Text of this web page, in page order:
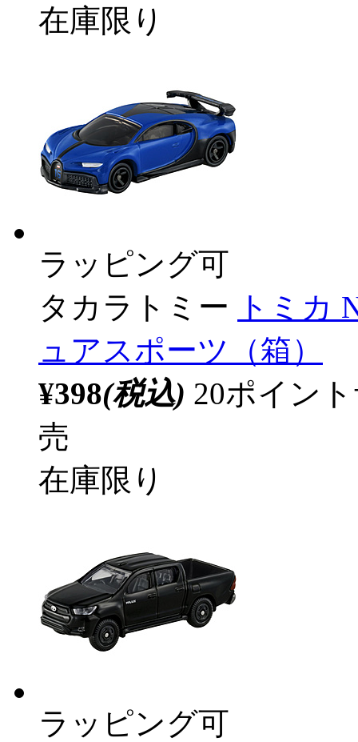
在庫限り
ラッピング可
タカラトミー
トミカ
ュアスポーツ（箱）
¥398(税込) 20ポイン
売
在庫限り
ラッピング可